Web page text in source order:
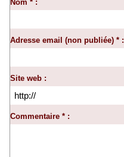
Nom * :
Adresse email (non publiée) * :
Site web :
Commentaire * :